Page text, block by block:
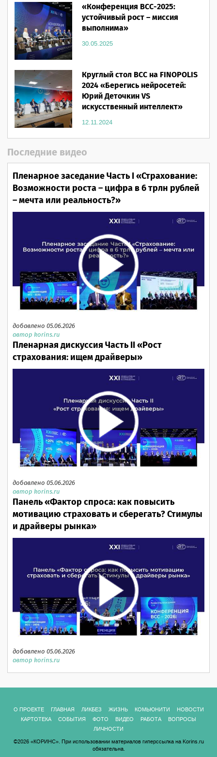
«Конференция ВСС-2025:
устойчивый рост – миссия
выполнима»
30.05.2025
Круглый стол ВСС на FINOPOLIS
2024 «Берегись нейросетей:
Юрий Деточкин VS
искусственный интеллект»
12.11.2024
Последние видео
Пленарное заседание Часть I «Страхование:
Возможности роста – цифра в 6 трлн рублей
– мечта или реальность?»
добавлено 05.06.2026
автор korins.ru
Пленарная дискуссия Часть II «Рост
страхования: ищем драйверы»
добавлено 05.06.2026
автор korins.ru
Панель «Фактор спроса: как повысить
мотивацию страховать и сберегать? Стимулы
и драйверы рынка»
добавлено 05.06.2026
автор korins.ru
О ПРОЕКТЕ ГЛАВНАЯ ЛИКБЕЗ ЖИЗНЬ КОМЬЮНИТИ
НОВОСТИ
КАРТОТЕКА
СОБЫТИЯ ФОТО ВИДЕО РАБОТА
ВОПРОСЫ
ЛИЧНОСТИ
©2026 «КОРИНС». При использовании материалов гиперссылка на Korins.ru
обязательна.